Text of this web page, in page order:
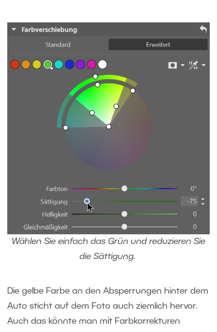
Wählen Sie einfach das Grün und reduzieren Sie
die Sättigung.
Die gelbe Farbe an den Absperrungen hinter dem
Auto sticht auf dem Foto auch ziemlich hervor.
Auch das könnte man mit Farbkorrekturen